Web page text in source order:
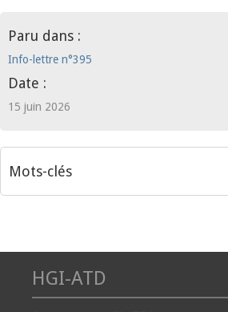
Paru dans :
Info-lettre n°395
Date :
15 juin 2026
Mots-clés
HGI-ATD